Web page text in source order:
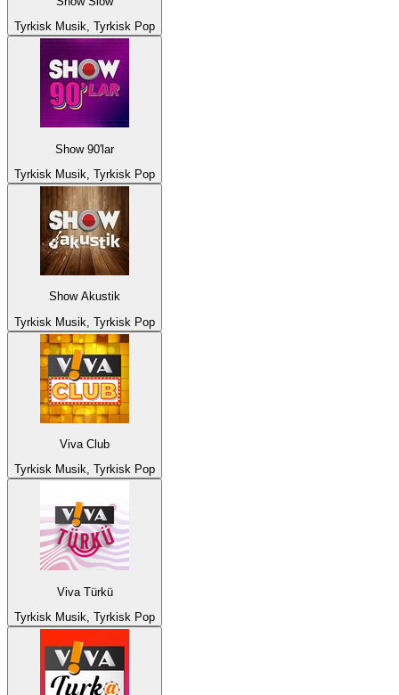
Tyrkisk Musik, Tyrkisk Pop
Show 90'lar
Tyrkisk Musik, Tyrkisk Pop
Show Akustik
Tyrkisk Musik, Tyrkisk Pop
Viva Club
Tyrkisk Musik, Tyrkisk Pop
Viva Türkü
Tyrkisk Musik, Tyrkisk Pop